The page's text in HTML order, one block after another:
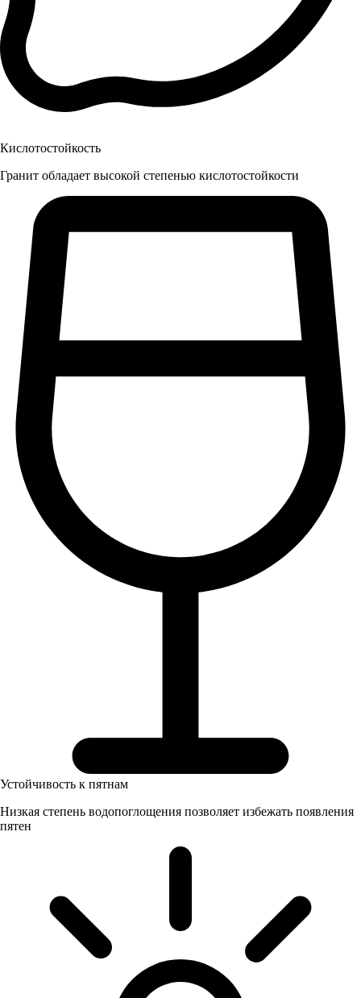
Кислотостойкость
Гранит обладает высокой степенью кислотостойкости
Устойчивость к пятнам
Низкая степень водопоглощения позволяет избежать появления
пятен